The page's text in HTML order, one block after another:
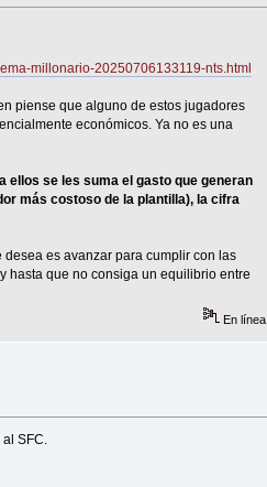
millonario-20250706133119-nts.html
piense que alguno de estos jugadores
económicos. Ya no es una
ellos se les suma el gasto que generan
más costoso de la plantilla), la cifra
es avanzar para cumplir con las
hasta que no consiga un equilibrio entre
En línea
SFC.